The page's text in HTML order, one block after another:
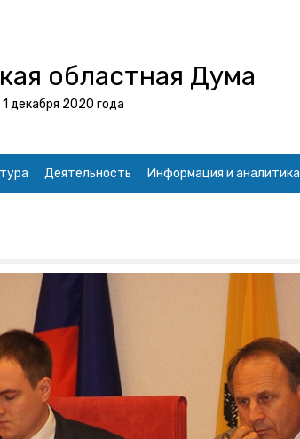
областная Дума
декабря 2020 года
Деятельность Информация и аналитика